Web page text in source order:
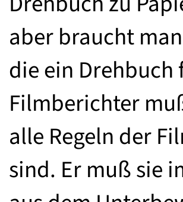
aber braucht
die ein
Filmberichter
alle Regeln der
sind. Er muß sie